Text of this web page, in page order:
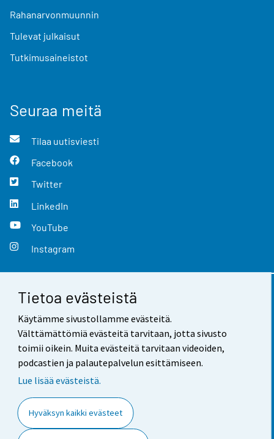
Tietoa evästeistä
Käytämme sivustollamme evästeitä.
Välttämättömiä evästeitä tarvitaan, jotta sivusto
toimii oikein. Muita evästeitä tarvitaan videoiden,
podcastien ja palautepalvelun esittämiseen.
Lue lisää evästeistä.
Hyväksyn kaikki evästeet
Rahanarvonmuunnin
Tulevat julkaisut
Tutkimusaineistot
Seuraa meitä
Tilaa uutisviesti
Facebook
Twitter
LinkedIn
YouTube
Instagram
Yhteystiedot
Palaute
Käyttöehdot
Saavutettavuus
Tietoa sivustosta